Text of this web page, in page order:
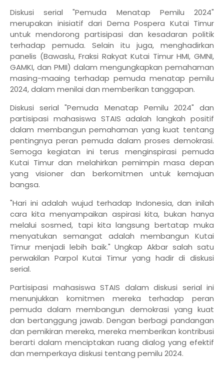
Diskusi serial "Pemuda Menatap Pemilu 2024"
merupakan inisiatif dari Dema Pospera Kutai Timur
untuk mendorong partisipasi dan kesadaran politik
terhadap pemuda. Selain itu juga, menghadirkan
panelis (Bawaslu, Fraksi Rakyat Kutai Timur HMI, GMNI,
GAMKI, dan PMII) dalam mengungkapkan pemahaman
masing-maaing terhadap pemuda menatap pemilu
2024, dalam menilai dan memberikan tanggapan.
Diskusi serial "Pemuda Menatap Pemilu 2024" dan
partisipasi mahasiswa STAIS adalah langkah positif
dalam membangun pemahaman yang kuat tentang
pentingnya peran pemuda dalam proses demokrasi.
Semoga kegiatan ini terus menginspirasi pemuda
Kutai Timur dan melahirkan pemimpin masa depan
yang visioner dan berkomitmen untuk kemajuan
bangsa.
"Hari ini adalah wujud terhadap Indonesia, dan inilah
cara kita menyampaikan aspirasi kita, bukan hanya
melalui sosmed, tapi kita langsung bertatap muka
menyatukan semangat adalah membangun Kutai
Timur menjadi lebih baik." Ungkap Akbar salah satu
perwakilan Parpol Kutai Timur yang hadir di diskusi
serial.
Partisipasi mahasiswa STAIS dalam diskusi serial ini
menunjukkan komitmen mereka terhadap peran
pemuda dalam membangun demokrasi yang kuat
dan bertanggung jawab. Dengan berbagi pandangan
dan pemikiran mereka, mereka memberikan kontribusi
berarti dalam menciptakan ruang dialog yang efektif
dan memperkaya diskusi tentang pemilu 2024.